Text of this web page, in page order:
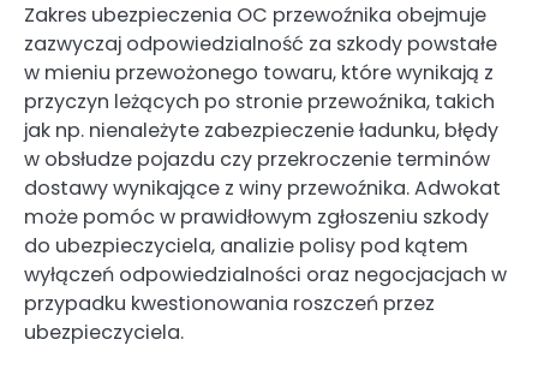
Zakres ubezpieczenia OC przewoźnika obejmuje
zazwyczaj odpowiedzialność za szkody powstałe
w mieniu przewożonego towaru, które wynikają z
przyczyn leżących po stronie przewoźnika, takich
jak np. nienależyte zabezpieczenie ładunku, błędy
w obsłudze pojazdu czy przekroczenie terminów
dostawy wynikające z winy przewoźnika. Adwokat
może pomóc w prawidłowym zgłoszeniu szkody
do ubezpieczyciela, analizie polisy pod kątem
wyłączeń odpowiedzialności oraz negocjacjach w
przypadku kwestionowania roszczeń przez
ubezpieczyciela.